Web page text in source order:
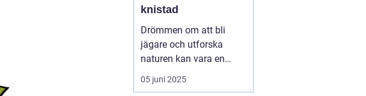
knistad
Drömmen om att bli
jägare och utforska
naturen kan vara en
fantastisk upplevelse.
För att förverkliga detta
05 juni 2025